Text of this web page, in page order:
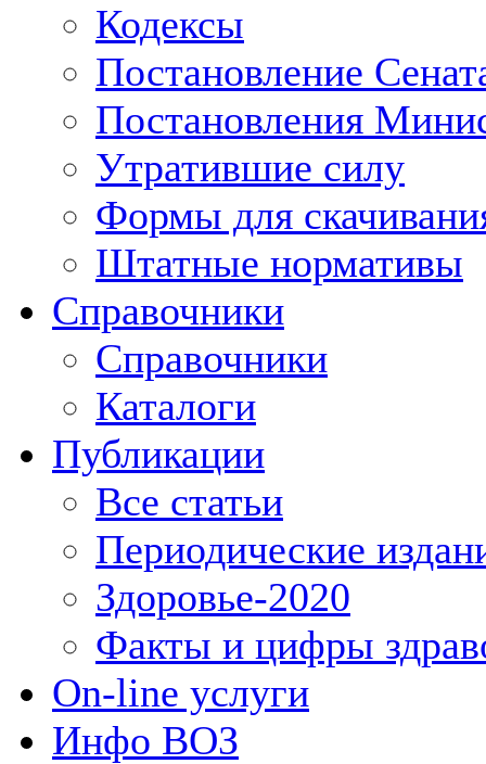
Кодексы
Постановление
Постановления
Утратившие силу
Формы для
Штатные нормативы
Справочники
Справочники
Каталоги
Публикации
Все статьи
Периодические
Здоровье-2020
Факты и цифры
On-line услуги
Инфо ВОЗ